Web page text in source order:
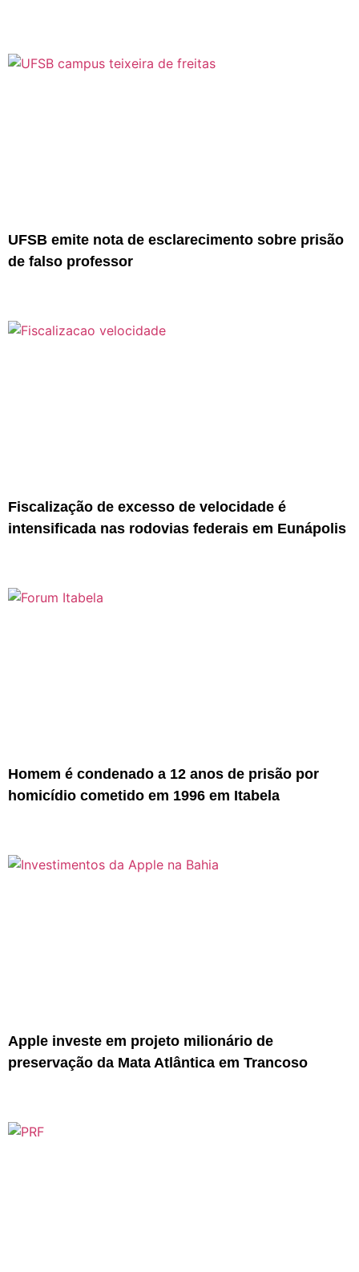
UFSB emite nota de esclarecimento sobre prisão
de falso professor
Fiscalização de excesso de velocidade é
intensificada nas rodovias federais em Eunápolis
Homem é condenado a 12 anos de prisão por
homicídio cometido em 1996 em Itabela
Apple investe em projeto milionário de
preservação da Mata Atlântica em Trancoso